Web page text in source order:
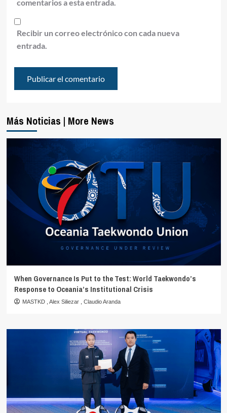
comentarios a esta entrada.
Recibir un correo electrónico con cada nueva
entrada.
Más Noticias | More News
When Governance Is Put to the Test: World Taekwondo’s
Response to Oceania’s Institutional Crisis
MASTKD Alex Siliezar Claudio Aranda